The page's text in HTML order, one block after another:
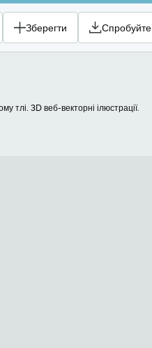
Зберегти Спробуйте
тлі. 3D веб-векторні ілюстрації.